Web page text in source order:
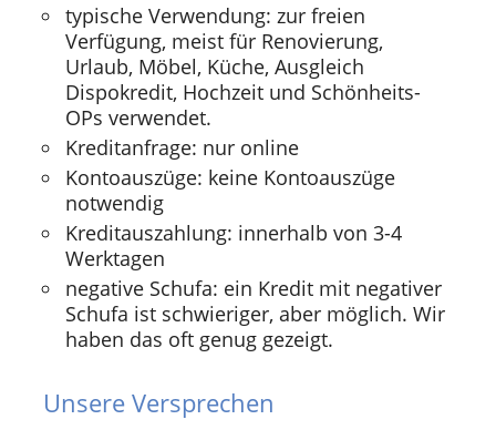
typische Verwendung: zur freien
Verfügung, meist für Renovierung,
Urlaub, Möbel, Küche, Ausgleich
Dispokredit, Hochzeit und Schönheits-
OPs verwendet.
Kreditanfrage: nur online
Kontoauszüge: keine Kontoauszüge
notwendig
Kreditauszahlung: innerhalb von 3-4
Werktagen
negative Schufa: ein Kredit mit negativer
Schufa ist schwieriger, aber möglich. Wir
haben das oft genug gezeigt.
Unsere Versprechen